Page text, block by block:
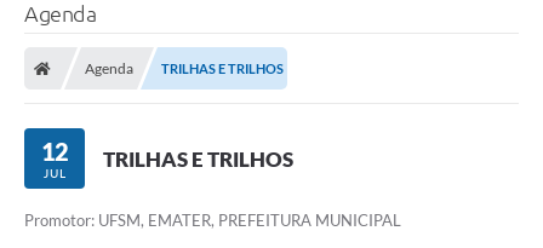
Conselhos Municipais
Carta de Serviços
Serviços on-line
Diário Oficial
Agenda
Agenda TRILHAS E TRILHOS
12
JUL
TRILHAS E TRILHOS
Promotor: UFSM, EMATER, PREFEITURA MUNICIPAL